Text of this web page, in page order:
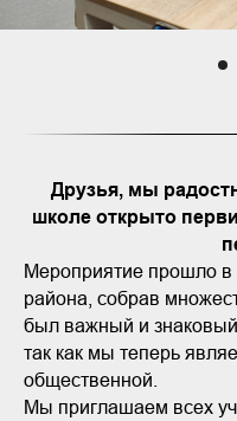
Друзья, мы
школе открыто
Мероприятие прошло в
района, собрав
был важный и
так как мы теперь
общественной.
Мы приглашаем всех